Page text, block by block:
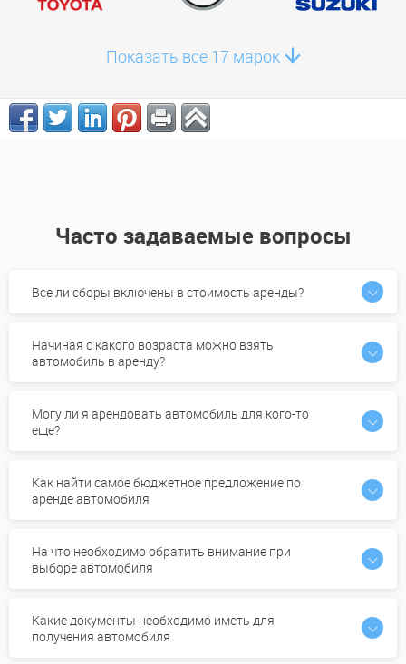
Показать все 17 марок
Часто задаваемые вопросы
Все ли сборы включены в стоимость аренды?
Начиная с какого возраста можно взять
автомобиль в аренду?
Могу ли я арендовать автомобиль для кого-то
еще?
Как найти самое бюджетное предложение по
аренде автомобиля
На что необходимо обратить внимание при
выборе автомобиля
Какие документы необходимо иметь для
получения автомобиля